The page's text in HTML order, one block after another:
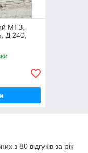
МТЗ,
Д 240,
з 80 відгуків за рік